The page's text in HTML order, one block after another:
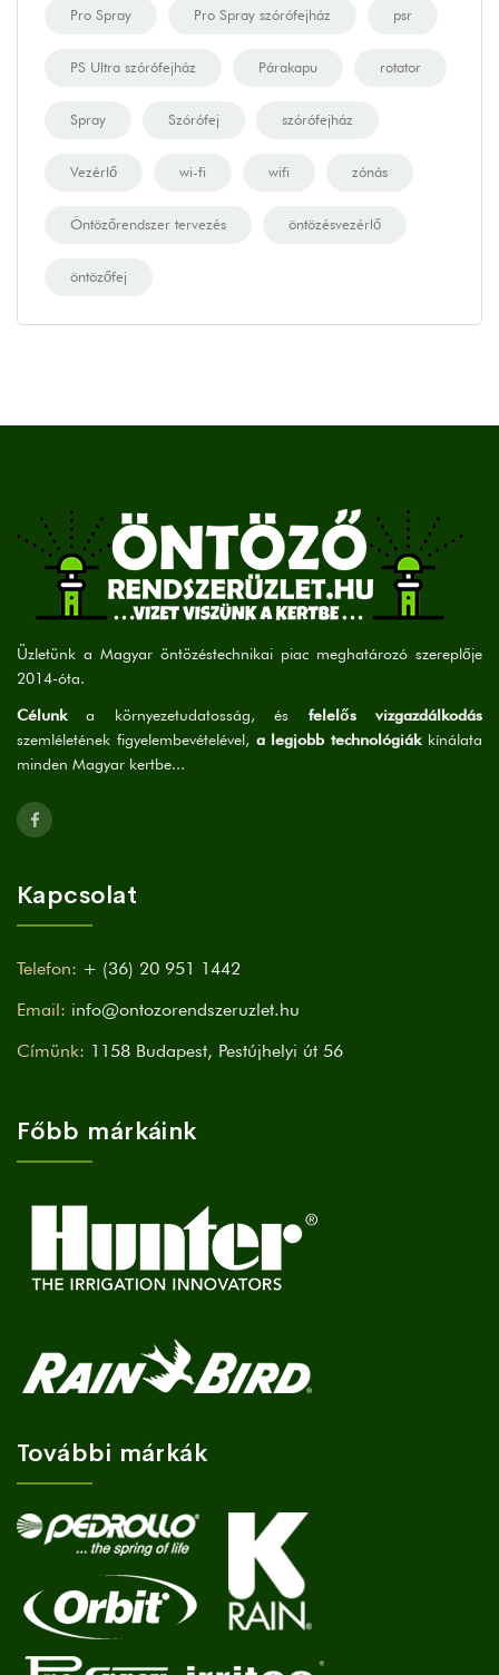
Pro Spray Pro Spray szórófejház psr
PS Ultra szórófejház Párakapu rotator
Spray Szórófej szórófejház
Vezérlő wi-fi wifi zónás
Öntözőrendszer tervezés öntözésvezérlő
öntözőfej
Üzletünk a Magyar öntözéstechnikai piac meghatározó szereplője
2014-óta.
Célunka környezetudatosság, és felelős vizgazdálkodás
szemléletének figyelembevételével, a legjobb technológiákkínálata
minden Magyar kertbe...
Kapcsolat
Telefon: + (36) 20 951 1442
Email: info@ontozorendszeruzlet.hu
Címünk: 1158 Budapest, Pestújhelyi út 56
Főbb márkáink
További márkák